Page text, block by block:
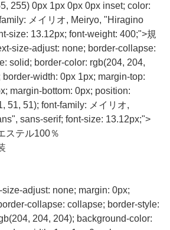
255) 0px 1px 0px 0px inset; color:
メイリオ, Meiryo, "Hiragino
size: 13.12px; font-weight: 400;">規
size-adjust: none; border-collapse:
solid; border-color: rgb(204, 204,
width: 0px 1px; margin-top:
margin-bottom: 0px; position:
51, 51); font-family: メイリオ,
sans-serif; font-size: 13.12px;">
ステル100％
adjust: none; margin: 0px;
collapse: collapse; border-style:
204, 204); background-color: